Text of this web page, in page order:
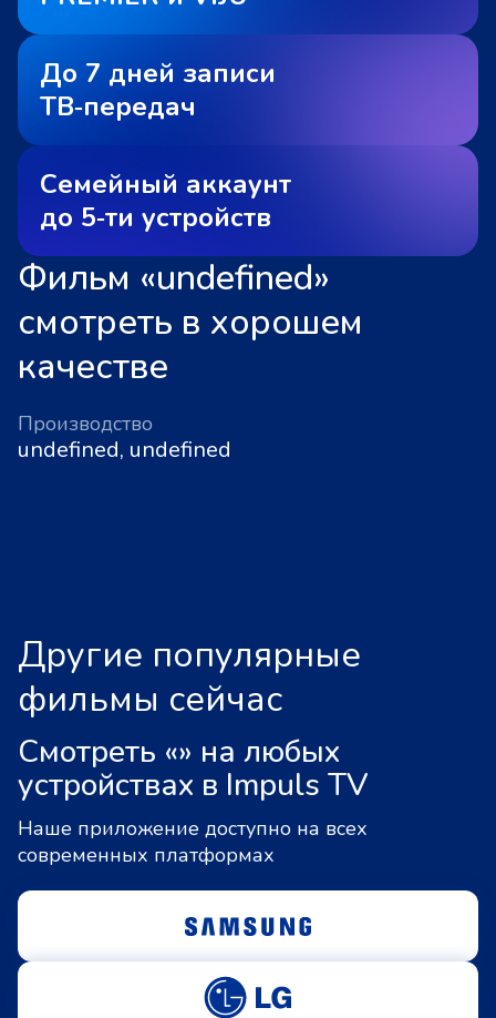
До 7 дней записи
ТВ‑передач
Семейный аккаунт
до 5‑ти устройств
Фильм «undefined»
смотреть в хорошем
качестве
Производство
undefined, undefined
Другие популярные
фильмы сейчас
Смотреть «» на любых
устройствах в Impuls TV
Наше приложение доступно на всех
современных платформах